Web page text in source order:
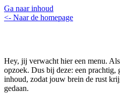
Ga naar inhoud
<- Naar de homepage
Hey, jij verwacht hier een menu.
opzoek. Dus bij deze: een prachtig,
inhoud, zodat jouw brein de rust
gedaan.